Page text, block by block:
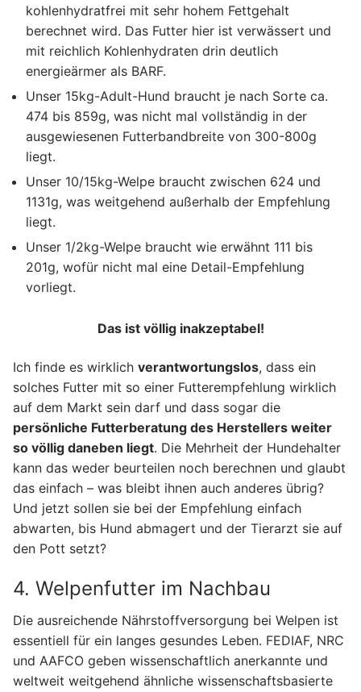
kohlenhydratfrei mit sehr hohem Fettgehalt
berechnet wird. Das Futter hier ist verwässert und
mit reichlich Kohlenhydraten drin deutlich
energieärmer als BARF.
Unser 15kg-Adult-Hund braucht je nach Sorte ca.
474 bis 859g, was nicht mal vollständig in der
ausgewiesenen Futterbandbreite von 300-800g
liegt.
Unser 10/15kg-Welpe braucht zwischen 624 und
1131g, was weitgehend außerhalb der Empfehlung
liegt.
Unser 1/2kg-Welpe braucht wie erwähnt 111 bis
201g, wofür nicht mal eine Detail-Empfehlung
vorliegt.
Das ist völlig inakzeptabel!
Ich finde es wirklich verantwortungslos, dass ein
solches Futter mit so einer Futterempfehlung wirklich
auf dem Markt sein darf und dass sogar die
persönliche Futterberatung des Herstellers weiter
so völlig daneben liegt. Die Mehrheit der Hundehalter
kann das weder beurteilen noch berechnen und glaubt
das einfach – was bleibt ihnen auch anderes übrig?
Und jetzt sollen sie bei der Empfehlung einfach
abwarten, bis Hund abmagert und der Tierarzt sie auf
den Pott setzt?
4. Welpenfutter im Nachbau
Die ausreichende Nährstoffversorgung bei Welpen ist
essentiell für ein langes gesundes Leben. FEDIAF, NRC
und AAFCO geben wissenschaftlich anerkannte und
weltweit weitgehend ähnliche wissenschaftsbasierte